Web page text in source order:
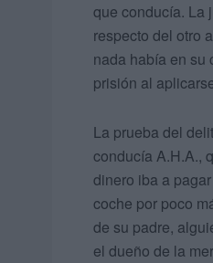
que conducía. La
respecto del otro
nada había en su
prisión al
La prueba del
conducía A.H.A.,
dinero iba a
coche por poco
de su padre,
el dueño de la